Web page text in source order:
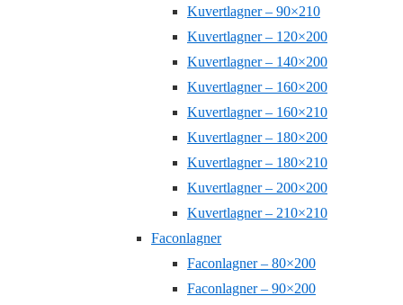
Kuvertlagner – 90×210
Kuvertlagner – 120×200
Kuvertlagner – 140×200
Kuvertlagner – 160×200
Kuvertlagner – 160×210
Kuvertlagner – 180×200
Kuvertlagner – 180×210
Kuvertlagner – 200×200
Kuvertlagner – 210×210
Faconlagner
Faconlagner – 80×200
Faconlagner – 90×200